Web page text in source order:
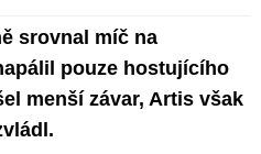
srovnal míč na
pouze hostujícího
menší závar, Artis však